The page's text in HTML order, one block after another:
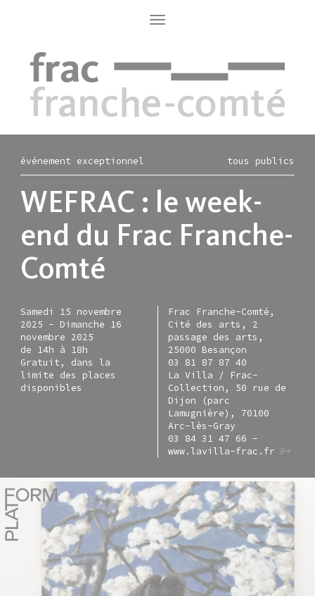
Toggle
navigation
événement exceptionnel tous publics
WEFRAC : le week-
end du Frac Franche-
Comté
Samedi 15 novembre
2025 - Dimanche 16
novembre 2025
de 14h à 18h
Gratuit, dans la
limite des places
disponibles
Frac Franche-Comté,
Cité des arts, 2
passage des arts,
25000 Besançon
03 81 87 87 40
La Villa / Frac-
Collection, 50 rue de
Dijon (parc
Lamugnière), 70100
Arc-lès-Gray
03 84 31 47 66 -
www.lavilla-frac.fr